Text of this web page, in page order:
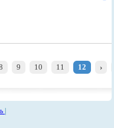
9 10 11 12 ›